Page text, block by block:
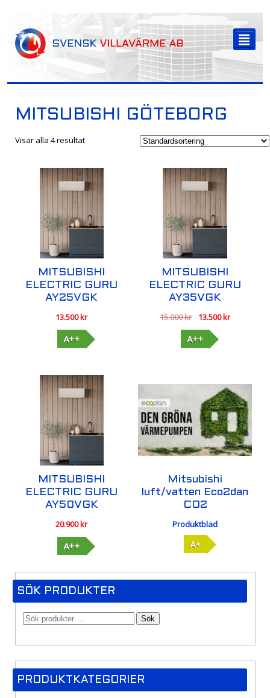
²
MITSUBISHI GÖTEBORG
Visar alla 4 resultat
MITSUBISHI
ELECTRIC GURU
AY25VGK
13.500kr
A++
MITSUBISHI
ELECTRIC GURU
AY35VGK
15.000kr
Det
ursprungliga
priset
13.500krDet
A++
MITSUBISHI
ELECTRIC GURU
AY50VGK
20.900kr
A++
Mitsubishi
luft/vatten Eco2dan
CO2
Produktblad
A+
SÖK PRODUKTER
Sök
PRODUKTKATEGORIER